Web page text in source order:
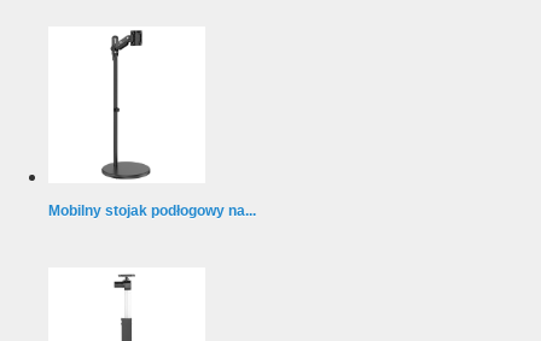
Mobilny stojak podłogowy na...